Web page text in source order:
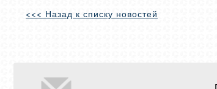
<<< Назад к списку новостей